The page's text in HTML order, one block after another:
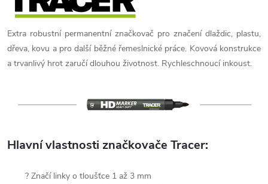
Extra robustní permanentní značkovač pro značení dlaždic, plastu,
dřeva, kovu a pro další běžné řemeslnické práce. Kovová konstrukce
a trvanlivý hrot zaručí dlouhou životnost. Rychleschnoucí inkoust.
Hlavní vlastnosti značkovače Tracer:
? Značí linky o tloušťce 1 až 3 mm